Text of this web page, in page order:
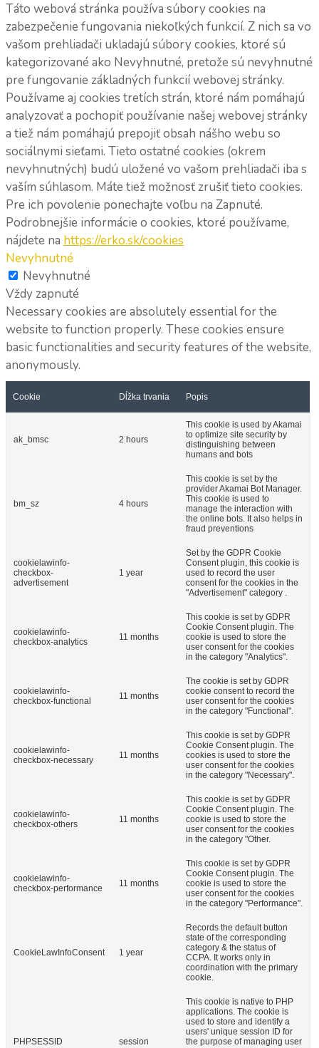
Táto webová stránka používa súbory cookies na
zabezpečenie fungovania niekoľkých funkcií. Z nich sa vo
vašom prehliadači ukladajú súbory cookies, ktoré sú
kategorizované ako Nevyhnutné, pretože sú nevyhnutné
pre fungovanie základných funkcií webovej stránky.
Používame aj cookies tretích strán, ktoré nám pomáhajú
analyzovať a pochopiť používanie našej webovej stránky
a tiež nám pomáhajú prepojiť obsah nášho webu so
sociálnymi sieťami. Tieto ostatné cookies (okrem
nevyhnutných) budú uložené vo vašom prehliadači iba s
vaším súhlasom. Máte tiež možnosť zrušiť tieto cookies.
Pre ich povolenie ponechajte voľbu na Zapnuté.
Podrobnejšie informácie o cookies, ktoré používame,
nájdete na https://erko.sk/cookies
Nevyhnutné
Nevyhnutné
Vždy zapnuté
Necessary cookies are absolutely essential for the
website to function properly. These cookies ensure
basic functionalities and security features of the website,
anonymously.
Cookie Dĺžka trvania Popis
ak_bmsc 2 hours
This cookie is used by Akamai
to optimize site security by
distinguishing between
humans and bots
bm_sz 4 hours
This cookie is set by the
provider Akamai Bot Manager.
This cookie is used to
manage the interaction with
the online bots. It also helps in
fraud preventions
cookielawinfo-
checkbox-
advertisement
1 year
Set by the GDPR Cookie
Consent plugin, this cookie is
used to record the user
consent for the cookies in the
"Advertisement" category .
cookielawinfo-
checkbox-analytics
11 months
This cookie is set by GDPR
Cookie Consent plugin. The
cookie is used to store the
user consent for the cookies
in the category "Analytics".
cookielawinfo-
checkbox-functional
11 months
The cookie is set by GDPR
cookie consent to record the
user consent for the cookies
in the category "Functional".
cookielawinfo-
checkbox-necessary
11 months
This cookie is set by GDPR
Cookie Consent plugin. The
cookies is used to store the
user consent for the cookies
in the category "Necessary".
cookielawinfo-
checkbox-others
11 months
This cookie is set by GDPR
Cookie Consent plugin. The
cookie is used to store the
user consent for the cookies
in the category "Other.
cookielawinfo-
checkbox-performance
11 months
This cookie is set by GDPR
Cookie Consent plugin. The
cookie is used to store the
user consent for the cookies
in the category "Performance".
CookieLawInfoConsent 1 year
Records the default button
state of the corresponding
category & the status of
CCPA. It works only in
coordination with the primary
cookie.
PHPSESSID session
This cookie is native to PHP
applications. The cookie is
used to store and identify a
users' unique session ID for
the purpose of managing user